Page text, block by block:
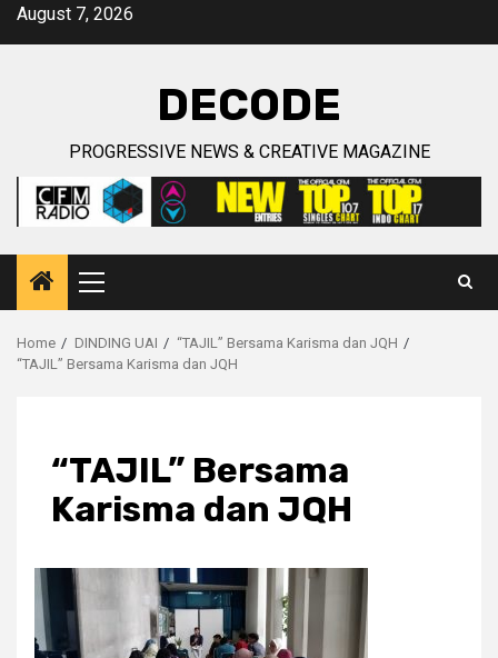
SkipAugust 7, 2026
DECODE
PROGRESSIVE NEWS & CREATIVE MAGAZINE
Primary
Menu
Home DINDING UAI
“TAJIL” Bersama Karisma dan JQH
“TAJIL” Bersama Karisma dan JQH
“TAJIL” Bersama
Karisma dan JQH